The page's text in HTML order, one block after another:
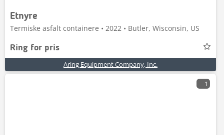
Etnyre
Termiske asfalt containere • 2022 • Butler, Wisconsin, US
Ring for pris
Aring Equipment Company, Inc.
1